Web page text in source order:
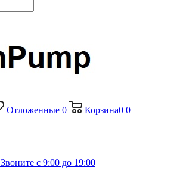
Отложенные 0 Корзина0 0
Звоните с 9:00 до 19:00